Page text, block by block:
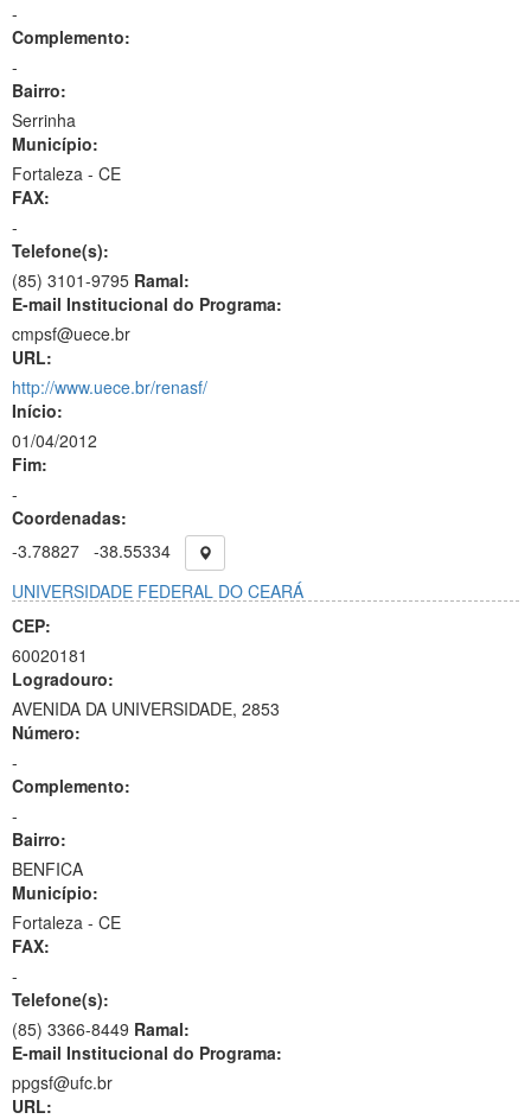
-
Complemento:
-
Bairro:
Serrinha
Município:
Fortaleza - CE
FAX:
-
Telefone(s):
(85) 3101-9795 Ramal:
E-mail Institucional do Programa:
cmpsf@uece.br
URL:
http://www.uece.br/renasf/
Início:
01/04/2012
Fim:
-
Coordenadas:
-3.78827 -38.55334
UNIVERSIDADE FEDERAL DO CEARÁ
CEP:
60020181
Logradouro:
AVENIDA DA UNIVERSIDADE, 2853
Número:
-
Complemento:
-
Bairro:
BENFICA
Município:
Fortaleza - CE
FAX:
-
Telefone(s):
(85) 3366-8449 Ramal:
E-mail Institucional do Programa:
ppgsf@ufc.br
URL: